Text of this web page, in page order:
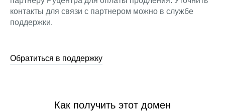
контакты для связи с партнером можно в службе
поддержки.
Обратиться в поддержку
Как получить этот домен